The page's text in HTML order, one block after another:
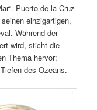
Puerto de la Cruz
einzigartigen,
Während der
wird, sticht die
Thema hervor:
des Ozeans.